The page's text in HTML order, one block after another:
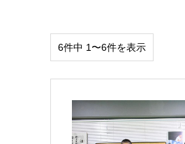
6件中 1〜6件を表示